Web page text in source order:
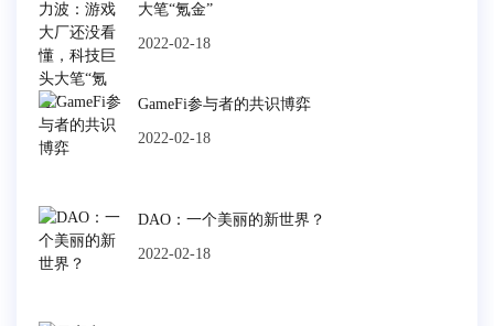
大笔“氪金”
2022-02-18
GameFi参与者的共识博弈
2022-02-18
DAO：一个美丽的新世界？
2022-02-18